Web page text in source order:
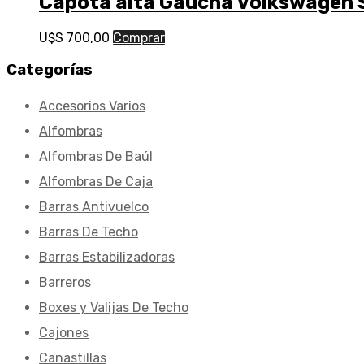
U$S 700,00 Comprar
Categorías
Accesorios Varios
Alfombras
Alfombras De Baúl
Alfombras De Caja
Barras Antivuelco
Barras De Techo
Barras Estabilizadoras
Barreros
Boxes y Valijas De Techo
Cajones
Canastillas